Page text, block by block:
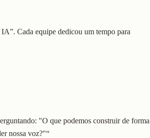
Cada equipe dedicou um tempo para
"O que podemos construir de forma
nossa voz?"“